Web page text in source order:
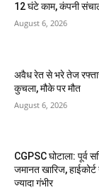
12 घंटे काम, कंपनी
August 6, 2026
अवैध रेत से भरे तेज
कुचला, मौके पर मौत
August 6, 2026
CGPSC घोटाला: पूर्व
जमानत खारिज,
ज्यादा गंभीर